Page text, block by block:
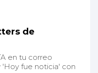
de
en tu correo
fue noticia' con